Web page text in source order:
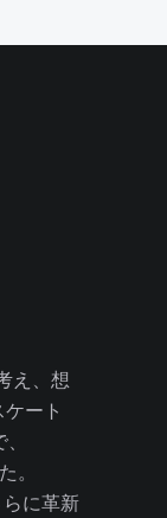
え、想
ート
。
に革新